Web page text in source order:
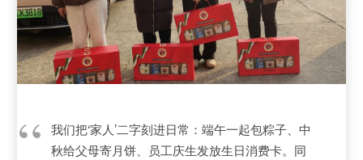
我们把‘家人’二字刻进日常：端午一起包粽子、中
秋给父母寄月饼、员工庆生发放生日消费卡。同